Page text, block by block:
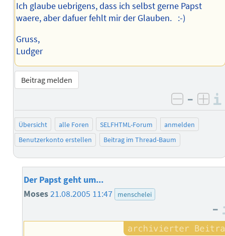
Ich glaube uebrigens, dass ich selbst gerne Papst
waere, aber dafuer fehlt mir der Glauben. :-)
Gruss,
Ludger
Beitrag melden
negativ
–
Übersicht alle Foren SELFHTML-Forum
anmelden
Benutzerkonto erstellen
Beitrag im Thread-Baum
Der Papst geht um...
Moses21.08.2005 11:47 menschelei
–